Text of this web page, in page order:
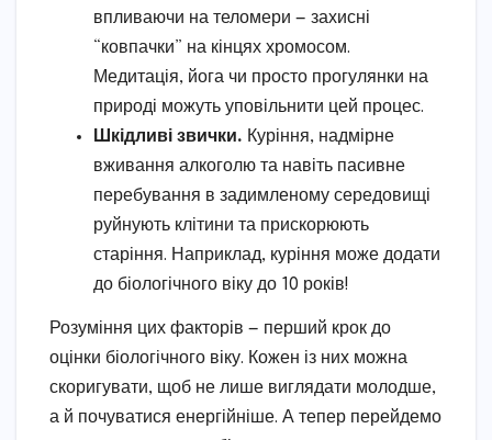
впливаючи на теломери — захисні
“ковпачки” на кінцях хромосом.
Медитація, йога чи просто прогулянки на
природі можуть уповільнити цей процес.
Шкідливі звички. Куріння, надмірне
вживання алкоголю та навіть пасивне
перебування в задимленому середовищі
руйнують клітини та прискорюють
старіння. Наприклад, куріння може додати
до біологічного віку до 10 років!
Розуміння цих факторів — перший крок до
оцінки біологічного віку. Кожен із них можна
скоригувати, щоб не лише виглядати молодше,
а й почуватися енергійніше. А тепер перейдемо